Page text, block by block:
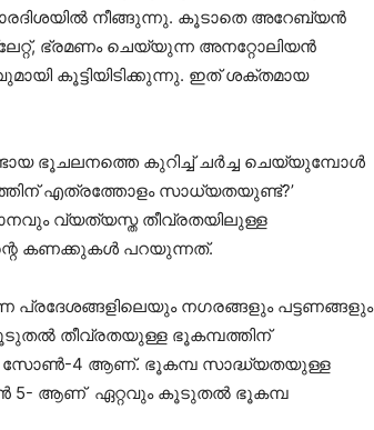
നീങ്ങുന്നു. കൂടാതെ അറേബ്യൻ
ഭ്രമണം ചെയ്യുന്ന അനറ്റോലിയൻ
കൂട്ടിയിടിക്കുന്നു. ഇത് ശക്തമായ
ഭൂചലനത്തെ കുറിച്ച് ചർച്ച ചെയ്യുമ്പോൾ
എത്രത്തോളം സാധ്യതയുണ്ട്?’
വ്യത്യസ്ത തീവ്രതയിലുള്ള
കണക്കുകൾ പറയുന്നത്.
പ്രദേശങ്ങളിലെയും നഗരങ്ങളും പട്ടണങ്ങളും
തീവ്രതയുള്ള ഭൂകമ്പത്തിന്
സോൺ-4 ആണ്. ഭൂകമ്പ സാദ്ധ്യതയുള്ള
5- ആണ് ഏറ്റവും കൂടുതൽ ഭൂകമ്പ